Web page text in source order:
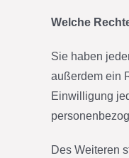
Welche
Sie haben
außerdem ein
Einwilligung
Des Weiteren